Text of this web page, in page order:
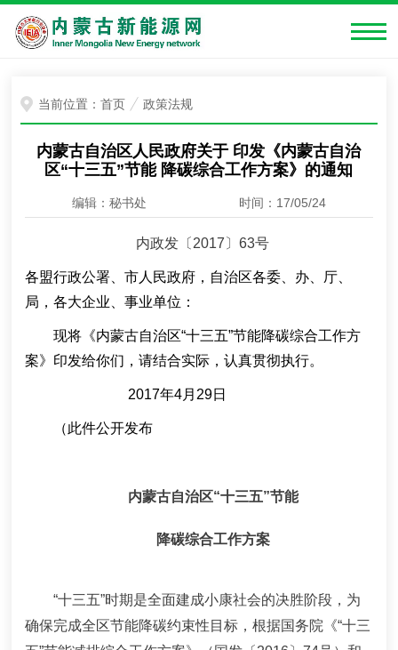
当前位置：首页 政策法规
内蒙古自治区人民政府关于 印发《内蒙古自治
区“十三五”节能 降碳综合工作方案》的通知
编辑：秘书处 时间：17/05/24
内政发〔2017〕63号
各盟行政公署、市人民政府，自治区各委、办、厅、
局，各大企业、事业单位：
现将《内蒙古自治区“十三五”节能降碳综合工作方
案》印发给你们，请结合实际，认真贯彻执行。
2017年4月29日
（此件公开发布
内蒙古自治区“十三五”节能
降碳综合工作方案
“十三五”时期是全面建成小康社会的决胜阶段，为
确保完成全区节能降碳约束性目标，根据国务院《“十三